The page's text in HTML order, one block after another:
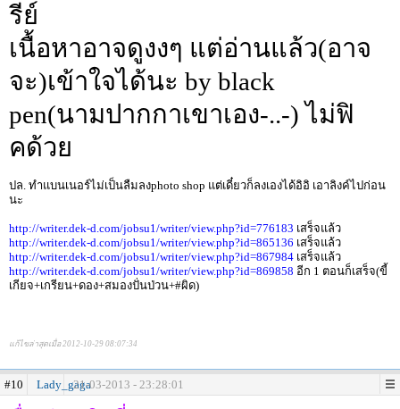
รีย์
เนื้อหาอาจดูงงๆ แต่อ่านแล้ว(อาจ
จะ)เข้าใจได้นะ by black
pen(นามปากกาเขาเอง-..-) ไม่ฟิ
คด้วย
ปล. ทำแบนเนอร์ไม่เป็นลืมลงphoto shop แต่เดี๋ยวก็ลงเองได้อิอิ เอาลิงค์ไปก่อน
นะ
http://writer.dek-d.com/jobsu1/writer/view.php?id=776183 เสร็จแล้ว
http://writer.dek-d.com/jobsu1/writer/view.php?id=865136 เสร็จแล้ว
http://writer.dek-d.com/jobsu1/writer/view.php?id=867984 เสร็จแล้ว
http://writer.dek-d.com/jobsu1/writer/view.php?id=869858 อีก 1 ตอนก็เสร็จ(ขี้
เกียจ+เกรียน+ดอง+สมองปั่นป่วน+#ผิด)
แก้ไขล่าสุดเมื่อ 2012-10-29 08:07:34
#10 Lady_gaga21-03-2013 - 23:28:01